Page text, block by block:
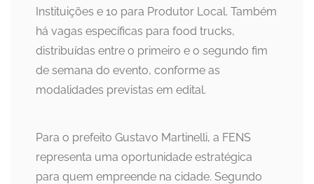
Instituições e 10 para Produtor Local. Também
há vagas específicas para food trucks,
distribuídas entre o primeiro e o segundo fim
de semana do evento, conforme as
modalidades previstas em edital.
Para o prefeito Gustavo Martinelli, a FENS
representa uma oportunidade estratégica
para quem empreende na cidade. Segundo